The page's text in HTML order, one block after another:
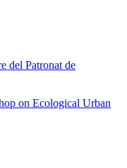
del Patronat de
on Ecological Urban